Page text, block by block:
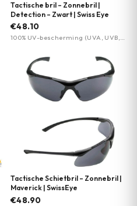
Tactische bril – Zonnebril |
Detection – Zwart | Swiss Eye
€48.10
100% UV-bescherming (UVA, UVB,
krasbestendige coating
Tactische Schietbril – Zonnebril |
Maverick | SwissEye
€48.90